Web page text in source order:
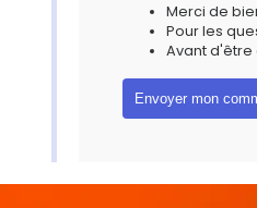
Merci de
Pour les
Avant d'être